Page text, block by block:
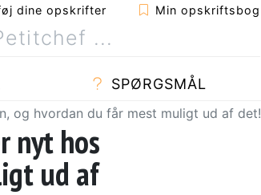
dine opskrifter Min opskriftsbog
SPØRGSMÅL
og hvordan du får mest muligt ud af det!
nyt hos
ud af